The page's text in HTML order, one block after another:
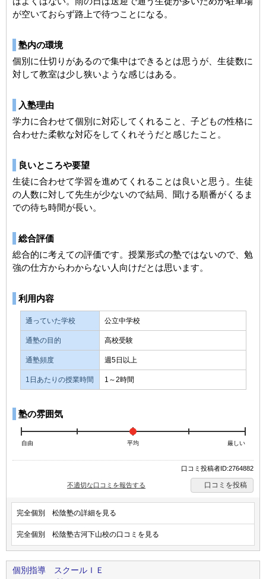
が空いておらず路上で待つことになる。
塾内の環境
個別に仕切りがあるので集中はできるとは思うが、生徒数に
対して教室は少し狭いような感じはある。
入塾理由
学力に合わせて個別に対応してくれること、子どもの性格に
合わせた柔軟な対応をしてくれそうだと感じたこと。
良いところや要望
生徒に合わせて学習を進めてくれることは良いと思う。生徒
の人数に対して先生が少ないので結局、聞ける順番がくるま
での待ち時間が長い。
総合評価
総合的に考えての評価です。授業形式の塾ではないので、勉
強の仕方からわからない人向けだとは思います。
利用内容
通っていた学校 公立中学校
通塾の目的 高校受験
通塾頻度 週5日以上
1日あたりの授業時間 1～2時間
塾の雰囲気
自由 平均 厳しい
口コミ投稿者ID:2764882
不適切な口コミを報告する 口コミを投稿
完全個別 松陰塾の詳細を見る
完全個別 松陰塾古河下山校の口コミを見る
個別指導 スクールＩＥ